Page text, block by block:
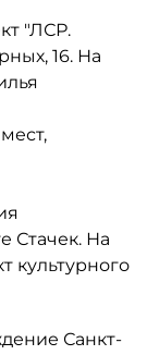
"ЛСР.
16. На
Стачек. На
культурного
Санкт-